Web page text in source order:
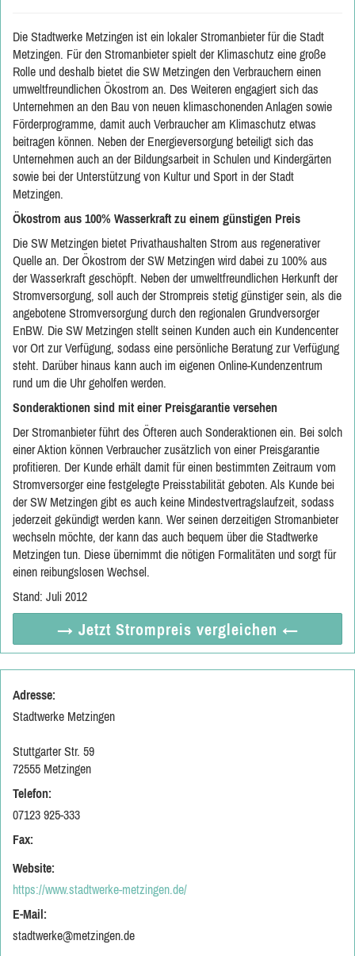
Die Stadtwerke Metzingen ist ein lokaler Stromanbieter für die Stadt
Metzingen. Für den Stromanbieter spielt der Klimaschutz eine große
Rolle und deshalb bietet die SW Metzingen den Verbrauchern einen
umweltfreundlichen Ökostrom an. Des Weiteren engagiert sich das
Unternehmen an den Bau von neuen klimaschonenden Anlagen sowie
Förderprogramme, damit auch Verbraucher am Klimaschutz etwas
beitragen können. Neben der Energieversorgung beteiligt sich das
Unternehmen auch an der Bildungsarbeit in Schulen und Kindergärten
sowie bei der Unterstützung von Kultur und Sport in der Stadt
Metzingen.
Ökostrom aus 100% Wasserkraft zu einem günstigen Preis
Die SW Metzingen bietet Privathaushalten Strom aus regenerativer
Quelle an. Der Ökostrom der SW Metzingen wird dabei zu 100% aus
der Wasserkraft geschöpft. Neben der umweltfreundlichen Herkunft der
Stromversorgung, soll auch der Strompreis stetig günstiger sein, als die
angebotene Stromversorgung durch den regionalen Grundversorger
EnBW. Die SW Metzingen stellt seinen Kunden auch ein Kundencenter
vor Ort zur Verfügung, sodass eine persönliche Beratung zur Verfügung
steht. Darüber hinaus kann auch im eigenen Online-Kundenzentrum
rund um die Uhr geholfen werden.
Sonderaktionen sind mit einer Preisgarantie versehen
Der Stromanbieter führt des Öfteren auch Sonderaktionen ein. Bei solch
einer Aktion können Verbraucher zusätzlich von einer Preisgarantie
profitieren. Der Kunde erhält damit für einen bestimmten Zeitraum vom
Stromversorger eine festgelegte Preisstabilität geboten. Als Kunde bei
der SW Metzingen gibt es auch keine Mindestvertragslaufzeit, sodass
jederzeit gekündigt werden kann. Wer seinen derzeitigen Stromanbieter
wechseln möchte, der kann das auch bequem über die Stadtwerke
Metzingen tun. Diese übernimmt die nötigen Formalitäten und sorgt für
einen reibungslosen Wechsel.
Stand: Juli 2012
→ Jetzt Strompreis vergleichen ←
Adresse:
Stadtwerke Metzingen
Stuttgarter Str. 59
72555 Metzingen
Telefon:
07123 925-333
Fax:
Website:
https://www.stadtwerke-metzingen.de/
E-Mail:
stadtwerke@metzingen.de